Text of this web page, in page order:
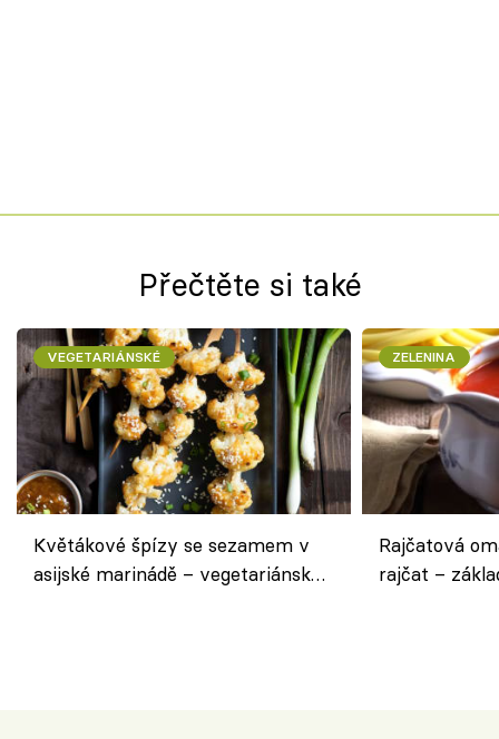
Přečtěte si také
VEGETARIÁNSKÉ
Květákové špízy se sezamem v
asijské marinádě – vegetariánská
ZELENINA
Rajčatová
rajčat –